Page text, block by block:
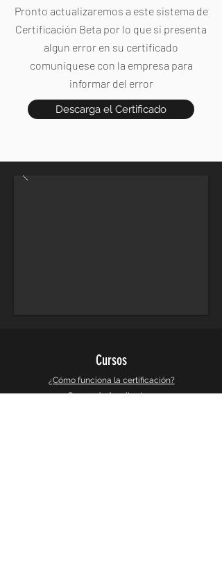
Pronto actualizaremos a este sistema de
Certificación Beta por lo que si presenta
algun error en su certificado
comuniquese con la empresa para
informar del error
Descarga el Certificado
Cursos
¿Cómo funciona la certificación?
Cursos de Arquitectura